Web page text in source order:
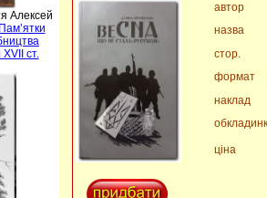
Алексей
ст.
автор
назва
стор.
формат
наклад
ціна